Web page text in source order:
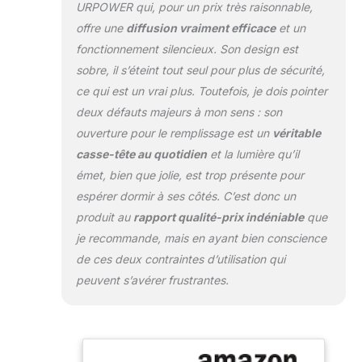
diffuser est sûr et
ne pas nuire à
l’huile essentielle de
tous les ingrédients
pas être inséré le
cordon qui est
supérieure à la
tension maximale.
Défendez-vous
contre l’air sec. Cet
humidificateur à
vapeur fraîche
élégant ajoute une
humidité dans l’air
pour éliminer la
sécheresse et aider
lèvres gercées et
les sinus secs.
URPOWER qui, pour un prix très raisonnable,
offre une diffusion vraiment efficaceet un
fonctionnement silencieux. Son design est
sobre, il s’éteint tout seul pour plus de sécurité,
ce qui est un vrai plus. Toutefois, je dois pointer
deux défauts majeurs à mon sens : son
ouverture pour le remplissage est un véritable
casse-tête au quotidienet la lumière qu’il
émet, bien que jolie, est trop présente pour
espérer dormir à ses côtés. C’est donc un
produit au rapport qualité-prix indéniableque
je recommande, mais en ayant bien conscience
de ces deux contraintes d’utilisation qui
peuvent s’avérer frustrantes.